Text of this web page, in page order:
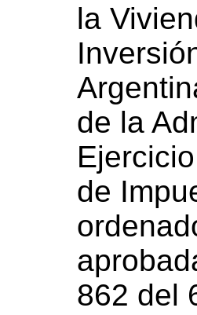
la
de la
de
862 del